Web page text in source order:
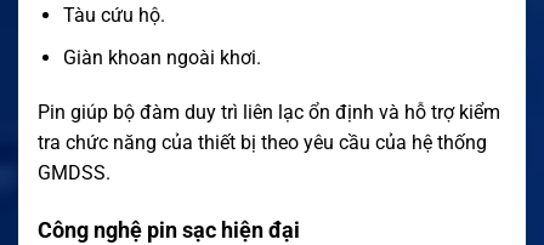
Tàu cứu hộ.
Giàn khoan ngoài khơi.
Pin giúp bộ đàm duy trì liên lạc ổn định và hỗ trợ kiểm
tra chức năng của thiết bị theo yêu cầu của hệ thống
GMDSS.
Công nghệ pin sạc hiện đại